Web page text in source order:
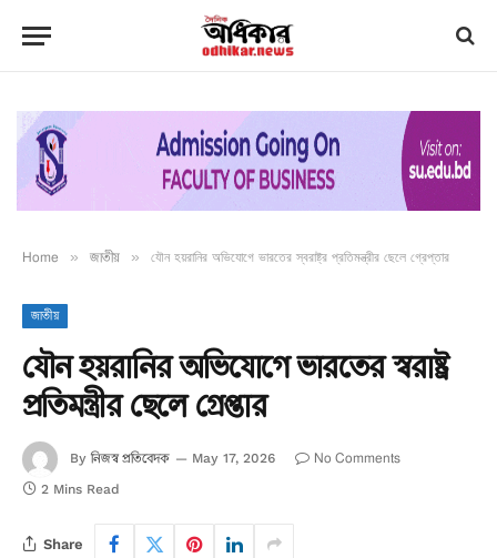
Home » জাতীয় » যৌন হয়রানির অভিযোগে ভারতের স্বরাষ্ট্র প্রতিমন্ত্রীর ছেলে গ্রেপ্তার
জাতীয়
যৌন হয়রানির অভিযোগে ভারতের স্বরাষ্ট্র
প্রতিমন্ত্রীর ছেলে গ্রেপ্তার
By নিজস্ব প্রতিবেদক May 17, 2026 No Comments
2 Mins Read
Share